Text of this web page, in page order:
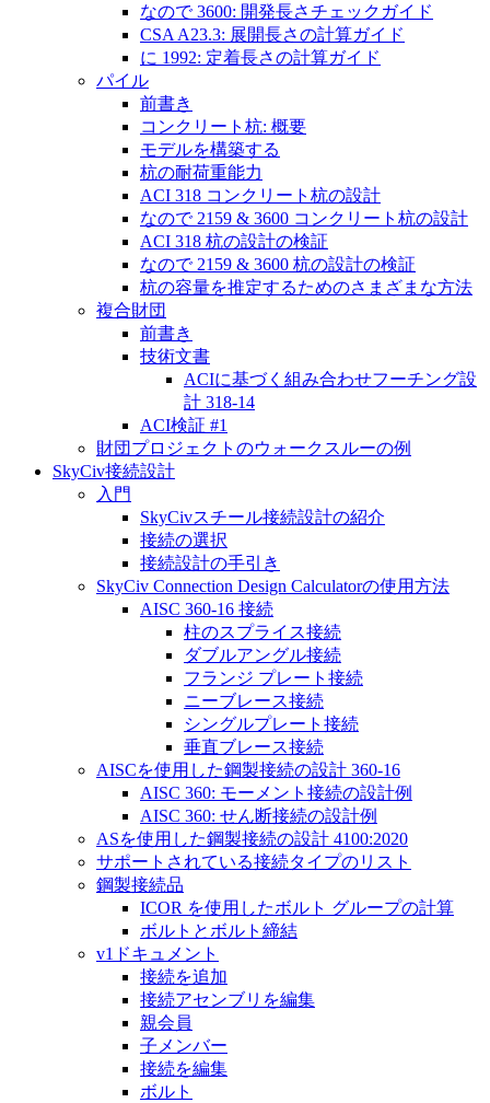
なので 3600: 開発長さチェックガイド
CSA A23.3: 展開長さの計算ガイド
に 1992: 定着長さの計算ガイド
パイル
前書き
コンクリート杭: 概要
モデルを構築する
杭の耐荷重能力
ACI 318 コンクリート杭の設計
なので 2159 & 3600 コンクリート杭の設計
ACI 318 杭の設計の検証
なので 2159 & 3600 杭の設計の検証
杭の容量を推定するためのさまざまな方法
複合財団
前書き
技術文書
ACIに基づく組み合わせフーチング設
計 318-14
ACI検証 #1
財団プロジェクトのウォークスルーの例
SkyCiv接続設計
入門
SkyCivスチール接続設計の紹介
接続の選択
接続設計の手引き
SkyCiv Connection Design Calculatorの使用方法
AISC 360-16 接続
柱のスプライス接続
ダブルアングル接続
フランジ プレート接続
ニーブレース接続
シングルプレート接続
垂直ブレース接続
AISCを使用した鋼製接続の設計 360-16
AISC 360: モーメント接続の設計例
AISC 360: せん断接続の設計例
ASを使用した鋼製接続の設計 4100:2020
サポートされている接続タイプのリスト
鋼製接続品
ICOR を使用したボルト グループの計算
ボルトとボルト締結
v1ドキュメント
接続を追加
接続アセンブリを編集
親会員
子メンバー
接続を編集
ボルト